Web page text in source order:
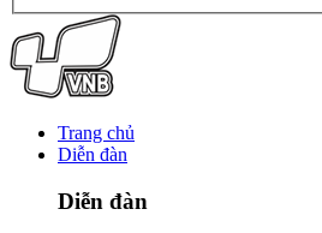
Trang chủ
Diễn đàn
Diễn đàn